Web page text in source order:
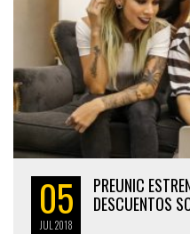
05
JUL2018
PREUNIC
DESCUENTOS